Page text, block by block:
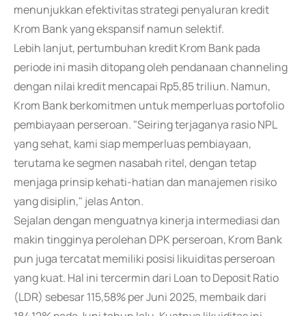
menunjukkan efektivitas strategi penyaluran kredit
Krom Bank yang ekspansif namun selektif.
Lebih lanjut, pertumbuhan kredit Krom Bank pada
periode ini masih ditopang oleh pendanaan channeling
dengan nilai kredit mencapai Rp5,85 triliun. Namun,
Krom Bank berkomitmen untuk memperluas portofolio
pembiayaan perseroan. "Seiring terjaganya rasio NPL
yang sehat, kami siap memperluas pembiayaan,
terutama ke segmen nasabah ritel, dengan tetap
menjaga prinsip kehati-hatian dan manajemen risiko
yang disiplin," jelas Anton.
Sejalan dengan menguatnya kinerja intermediasi dan
makin tingginya perolehan DPK perseroan, Krom Bank
pun juga tercatat memiliki posisi likuiditas perseroan
yang kuat. Hal ini tercermin dari Loan to Deposit Ratio
(LDR) sebesar 115,58% per Juni 2025, membaik dari